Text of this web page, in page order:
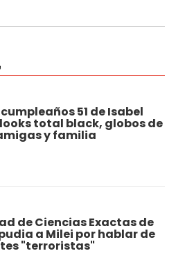
51 de Isabel
total black, globos de
y familia
de Ciencias Exactas de
a Milei por hablar de
"terroristas"